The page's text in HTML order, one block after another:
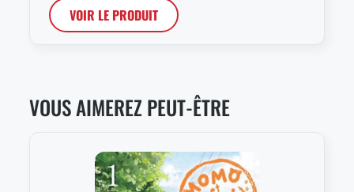
VOIR LE PRODUIT
VOUS AIMEREZ PEUT-ÊTRE